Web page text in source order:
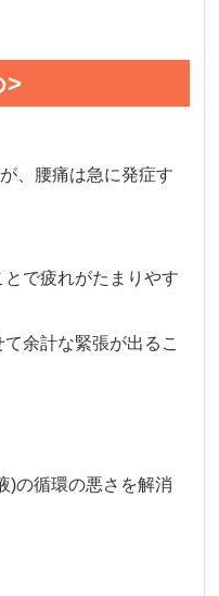
>
、腰痛は急に発症す
で疲れがたまりやす
余計な緊張が出るこ
)の循環の悪さを解消